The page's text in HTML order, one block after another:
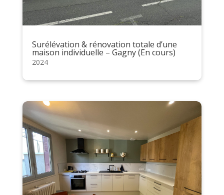
Surélévation & rénovation totale d’une
maison individuelle – Gagny (En cours)
2024